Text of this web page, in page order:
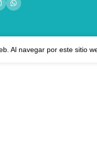
Al navegar por este sitio